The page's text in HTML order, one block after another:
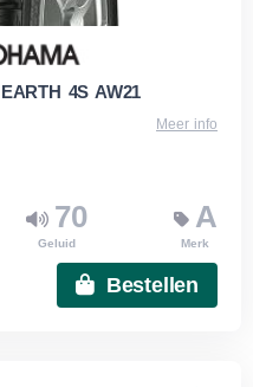
4S AW21
Meer info
70
Geluid
A
Merk
Bestellen